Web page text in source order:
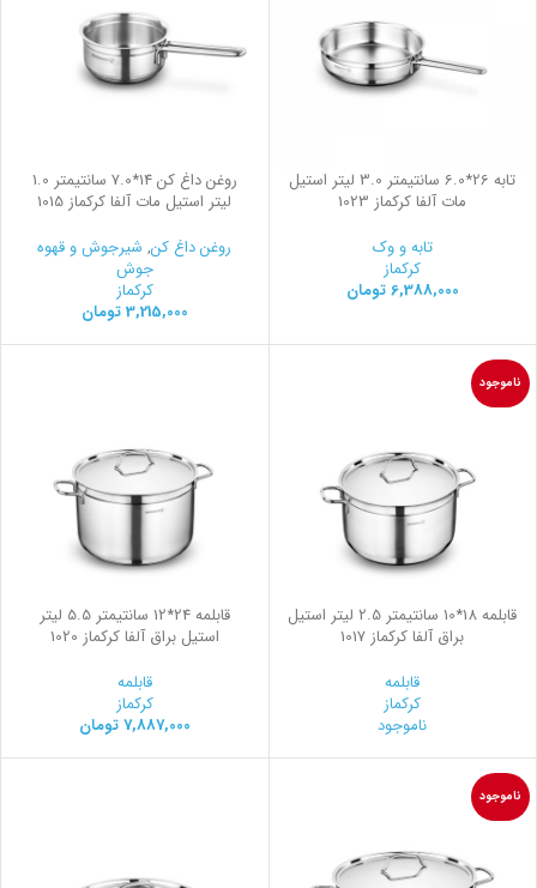
تابه 26*6.0 سانتیمتر 3.0 لیتر استیل
مات آلفا کرکماز 1023
تابه و وک
کرکماز
6,388,000 تومان
روغن داغ کن 14*7.0 سانتیمتر 1.0
لیتر استیل مات آلفا کرکماز 1015
روغن داغ کن, شیرجوش و قهوه
جوش
کرکماز
3,215,000 تومان
ناموجود
قابلمه 18*10 سانتیمتر 2.5 لیتر استیل
براق آلفا کرکماز 1017
قابلمه
کرکماز
ناموجود
قابلمه 24*12 سانتیمتر 5.5 لیتر
استیل براق آلفا کرکماز 1020
قابلمه
کرکماز
7,887,000 تومان
ناموجود